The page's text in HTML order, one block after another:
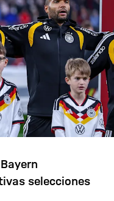
selecciones